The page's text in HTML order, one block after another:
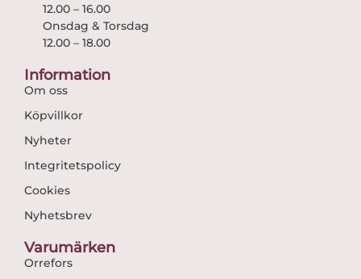
12.00 – 16.00
Onsdag & Torsdag
12.00 – 18.00
Information
Om oss
Köpvillkor
Nyheter
Integritetspolicy
Cookies
Nyhetsbrev
Varumärken
Orrefors